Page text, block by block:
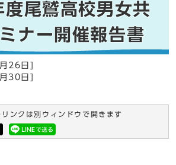
尾鷲高校男女共
ナー開催報告書
26日
30日
ンクは別ウィンドウで開きます